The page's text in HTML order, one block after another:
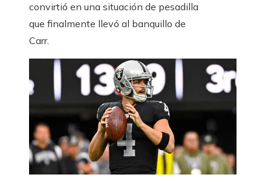
convirtió en una situación de pesadilla
que finalmente llevó al banquillo de
Carr.